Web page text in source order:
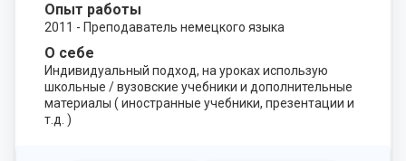
Опыт работы
2011 - Преподаватель немецкого языка
О себе
Индивидуальный подход, на уроках использую
школьные / вузовские учебники и дополнительные
материалы ( иностранные учебники, презентации и
т.д. )